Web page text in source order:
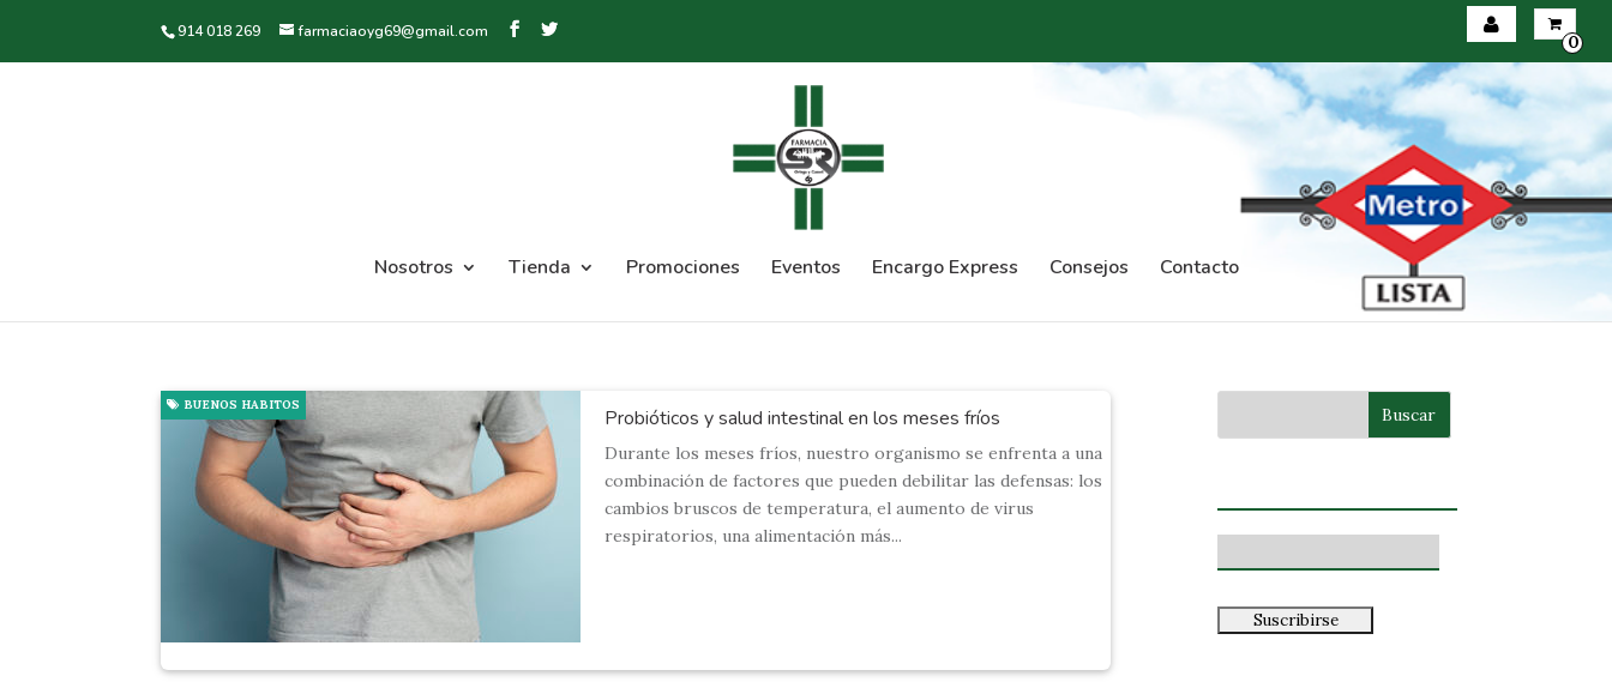
914 018 269 farmaciaoyg69@gmail.com 0
Iniciar sesión
Registrarse
Nosotros Tienda Promociones Eventos Encargo Express Consejos Contacto
Probióticos y salud intestinal en los meses fríos
BUENOS HABITOS
Durante los meses fríos, nuestro organismo se enfrenta a una
combinación de factores que pueden debilitar las defensas: los
cambios bruscos de temperatura, el aumento de virus
respiratorios, una alimentación más...